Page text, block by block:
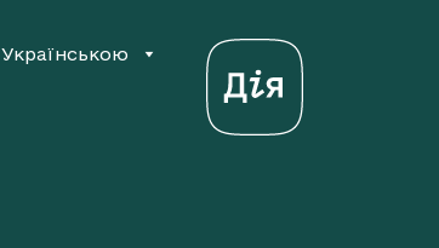
Українською